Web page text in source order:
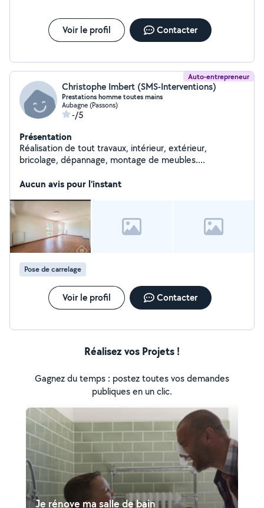
Voir le profil Contacter
Auto-entrepreneur
Christophe Imbert (SMS-Interventions)
Prestations homme toutes mains
Aubagne (Passons)
-/5
Présentation
Réalisation de tout travaux, intérieur, extérieur,
bricolage, dépannage, montage de meubles....
Aucun avis pour l'instant
Pose de carrelage
Voir le profil Contacter
Réalisez vos Projets !
Gagnez du temps : postez toutes vos demandes
publiques en un clic.
Je rénove ma salle de bain